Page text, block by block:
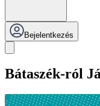
Bejelentkezés
Bátaszék-ról